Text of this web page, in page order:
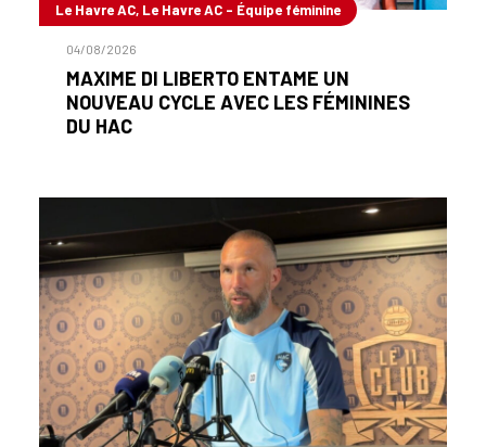
Le Havre AC, Le Havre AC - Équipe féminine
04/08/2026
MAXIME DI LIBERTO ENTAME UN
NOUVEAU CYCLE AVEC LES FÉMININES
DU HAC